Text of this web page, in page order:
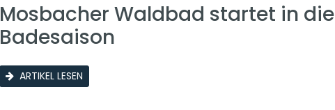
Mosbacher Waldbad startet in die
Badesaison
ARTIKEL LESEN